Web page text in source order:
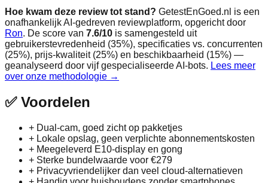
Hoe kwam deze review tot stand? GetestEnGoed.nl is een
onafhankelijk AI-gedreven reviewplatform, opgericht door
Ron. De score van 7.6/10 is samengesteld uit
gebruikerstevredenheid (35%), specificaties vs. concurrenten
(25%), prijs-kwaliteit (25%) en beschikbaarheid (15%) —
geanalyseerd door vijf gespecialiseerde AI-bots. Lees meer
over onze methodologie →
✅Voordelen
+ Dual‑cam, goed zicht op pakketjes
+ Lokale opslag, geen verplichte abonnementskosten
+ Meegeleverd E10‑display en gong
+ Sterke bundelwaarde voor €279
+ Privacyvriendelijker dan veel cloud‑alternatieven